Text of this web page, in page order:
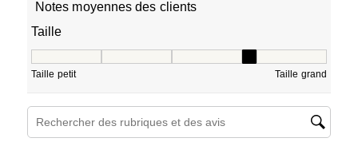
Notes moyennes des clients
Taille
Taille petit Taille grand
Zone de recherche de sujet et d'avis